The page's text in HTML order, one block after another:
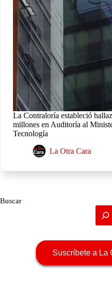
La Contraloría estableció
millones en Auditoría al
Tecnología
La Otra Cara
Buscar
Suscríbete a La